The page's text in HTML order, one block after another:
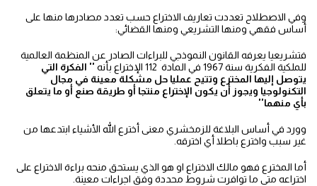
وفي الاصطلاح تعددت تعاريف الاختراع حسب تعدد مصادرها منها على
أساس فقهي ومنها التشريعي ومنها القضائي:
فتشريعيا يعرفه القانون النموذجي للبراءات الصادر عن المنظمة العالمية
للملكية الفكرية سنة 1967 في المادة 112 الإختراع بأنه
'' الفكرة التي
يتوصل إليها المخترع وتتيح عمليا حل مشكلة معينة في مجال
التكنولوجيا ويجوز أن يكون الإختراع منتجا أو طريقة صنع أو ما يتعلق
بأي منهما''
وورد في أساس البلاغة للزمخشري معنى أخترع الله الأشياء ابتدعها من
غير سبب واخترع باطلا أي اخترقه.
أما المخترع فهو مالك الاختراع او هو الذي يستحق منحه براءة الاختراع على
اختراعه متى ما توافرت شروط محددة وفق اجراءات معينة.